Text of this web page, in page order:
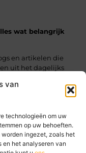
van
technologieën om uw
op uw behoeften.
ingezet, zoals het
en het analyseren van
wat belangrijk
en artikelen die
uit het dagelijks